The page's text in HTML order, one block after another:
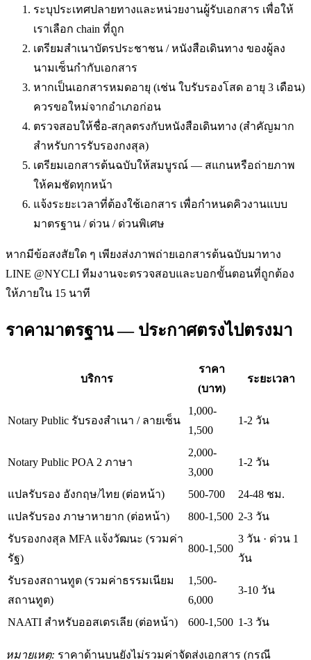
ระบุประเทศปลายทางและหน่วยงานผู้รับเอกสาร เพื่อให้
เราเลือก chain ที่ถูก
เตรียมสำเนาบัตรประชาชน / หนังสือเดินทาง ของผู้ลง
นามเซ็นกำกับเอกสาร
หากเป็นเอกสารหมดอายุ (เช่น ใบรับรองโสด อายุ 3 เดือน)
ควรขอใหม่จากอำเภอก่อน
ตรวจสอบให้ชื่อ-สกุลตรงกับหนังสือเดินทาง (สำคัญมาก
สำหรับการรับรองกงสุล)
เตรียมเอกสารต้นฉบับให้สมบูรณ์ — สแกนหรือถ่ายภาพ
ให้คมชัดทุกหน้า
แจ้งระยะเวลาที่ต้องใช้เอกสาร เพื่อกำหนดคิวงานแบบ
มาตรฐาน / ด่วน / ด่วนพิเศษ
หากมีข้อสงสัยใด ๆ เพียงส่งภาพถ่ายเอกสารต้นฉบับมาทาง
LINE @NYCLI ทีมงานจะตรวจสอบและบอกขั้นตอนที่ถูกต้อง
ให้ภายใน 15 นาที
ราคามาตรฐาน — ประกาศตรงไปตรงมา
บริการ
ราคา
(บาท)
ระยะเวลา
Notary Public รับรองสำเนา / ลายเซ็น
1,000-
1,500
1-2 วัน
Notary Public POA 2 ภาษา
2,000-
3,000
1-2 วัน
แปลรับรอง อังกฤษ/ไทย (ต่อหน้า) 500-700
24-48 ชม.
แปลรับรอง ภาษาหายาก (ต่อหน้า)
800-1,500 2-3 วัน
รับรองกงสุล MFA แจ้งวัฒนะ (รวมค่า
รัฐ)
800-1,500
3 วัน · ด่วน 1
วัน
รับรองสถานทูต (รวมค่าธรรมเนียม
สถานทูต)
1,500-
6,000
3-10 วัน
NAATI สำหรับออสเตรเลีย (ต่อหน้า) 600-1,500 1-3 วัน
หมายเหตุ: ราคาด้านบนยังไม่รวมค่าจัดส่งเอกสาร (กรณี